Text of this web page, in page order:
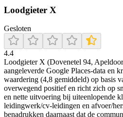
Loodgieter X
Gesloten
4.4
Loodgieter X (Dovenetel 94,
aangeleverde Google Places-data en
waardering (4,8 gemiddeld) op basis
overwegend positief en richt zich op
en nette uitvoering bij uiteenlopende
leidingwerk/cv-leidingen en afvoer/
benadrukken daarnaast dat de